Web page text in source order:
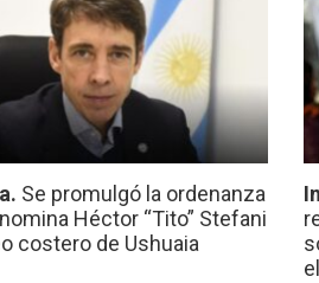
Se promulgó la ordenanza
Héctor “Tito” Stefani
costero de Ushuaia